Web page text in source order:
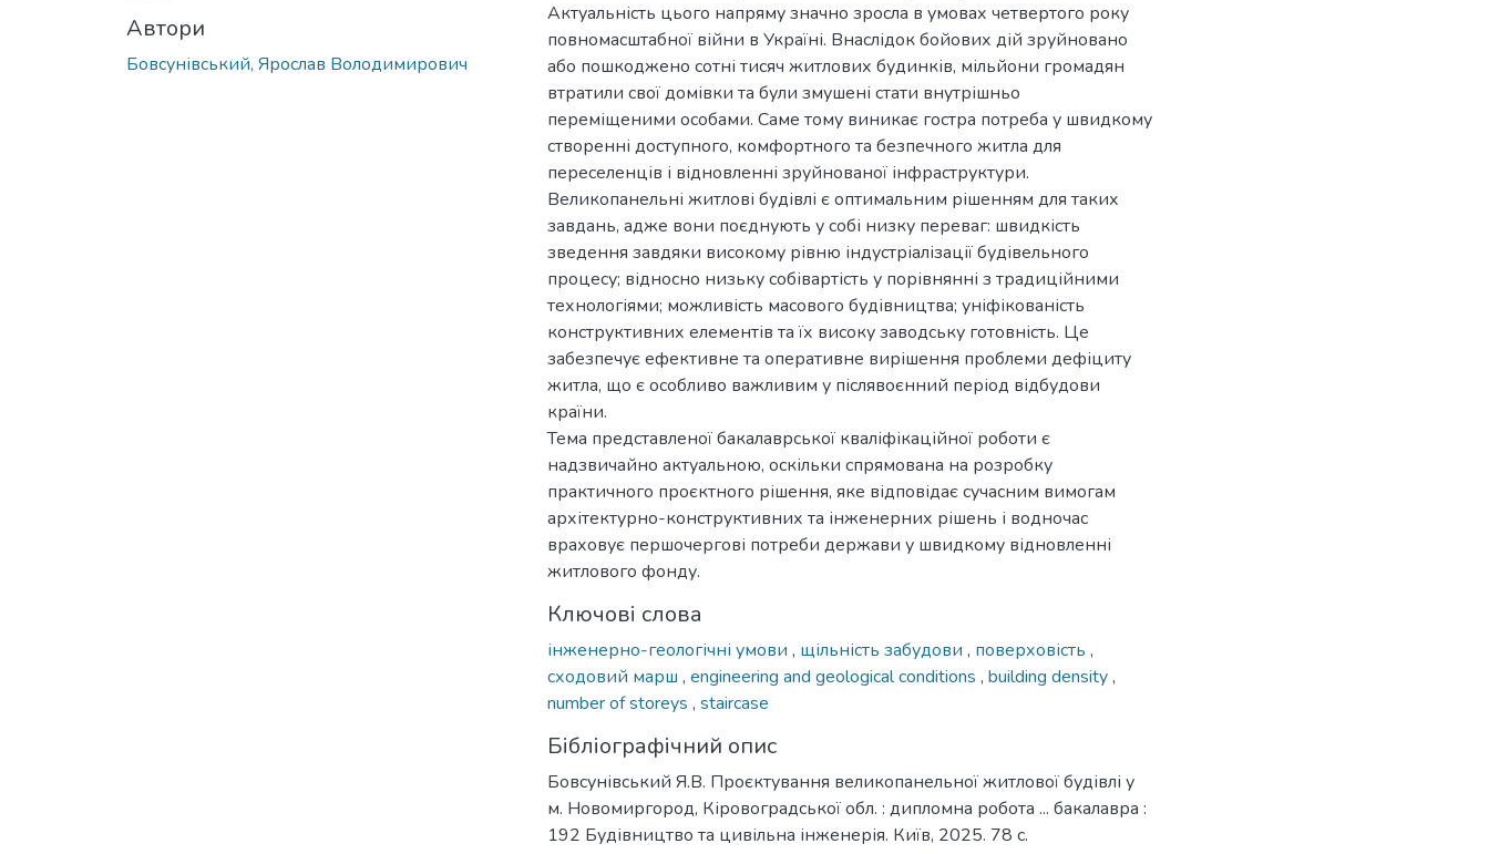
Автори
Бовсунівський, Ярослав Володимирович
Актуальність цього напряму значно зросла в умовах четвертого року
повномасштабної війни в Україні. Внаслідок бойових дій зруйновано
або пошкоджено сотні тисяч житлових будинків, мільйони громадян
втратили свої домівки та були змушені стати внутрішньо
переміщеними особами. Саме тому виникає гостра потреба у швидкому
створенні доступного, комфортного та безпечного житла для
переселенців і відновленні зруйнованої інфраструктури.
Великопанельні житлові будівлі є оптимальним рішенням для таких
завдань, адже вони поєднують у собі низку переваг: швидкість
зведення завдяки високому рівню індустріалізації будівельного
процесу; відносно низьку собівартість у порівнянні з традиційними
технологіями; можливість масового будівництва; уніфікованість
конструктивних елементів та їх високу заводську готовність. Це
забезпечує ефективне та оперативне вирішення проблеми дефіциту
житла, що є особливо важливим у післявоєнний період відбудови
країни.
Тема представленої бакалаврської кваліфікаційної роботи є
надзвичайно актуальною, оскільки спрямована на розробку
практичного проєктного рішення, яке відповідає сучасним вимогам
архітектурно-конструктивних та інженерних рішень і водночас
враховує першочергові потреби держави у швидкому відновленні
житлового фонду.
Ключові слова
інженерно-геологічні умови , щільність забудови , поверховість ,
сходовий марш , engineering and geological conditions , building density,
number of storeys , staircase
Бібліографічний опис
Бовсунівський Я.В. Проєктування великопанельної житлової будівлі у
м. Новомиргород, Кіровоградської обл. : дипломна робота ... бакалавра :
192 Будівництво та цивільна інженерія. Київ, 2025. 78 с.